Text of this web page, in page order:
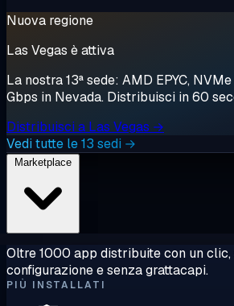
Nuova regione
Las Vegas è attiva
La nostra 13ª sede: AMD EPYC,
Gbps in Nevada. Distribuisci in 60
Distribuisci a Las Vegas →
Vedi tutte le 13 sedi →
Oltre 1000 app distribuite con un clic,
configurazione e senza grattacapi.
PIÙ INSTALLATI